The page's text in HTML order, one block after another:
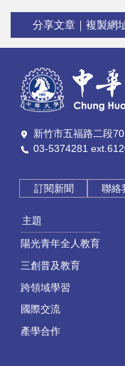
分享文章｜複製網
新竹市五福路二段
03-5374281
訂閱新聞 聯絡
主題
陽光青年全人教育
三創普及教育
跨領域學習
國際交流
產學合作